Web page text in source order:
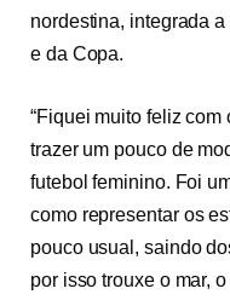
nordestina, integrada
e da Copa.
“Fiquei muito feliz
trazer um pouco de
futebol feminino. Foi
como representar os
pouco usual, saindo
por isso trouxe o mar,